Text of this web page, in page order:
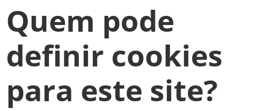
Quem pode
definir cookies
para este site?